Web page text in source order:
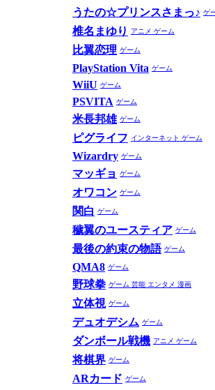
うたの☆プリンスさまっ♪ ゲ
椎名まゆり アニメ ゲーム
比翼恋理 ゲーム
PlayStation Vita ゲーム
WiiU ゲーム
PSVITA ゲーム
米長邦雄 ゲーム
ピグライフ インターネット ゲーム
Wizardry ゲーム
マッギョ ゲーム
オワコン ゲーム
関白 ゲーム
穢翼のユースティア ゲーム
最後の約束の物語 ゲーム
QMA8 ゲーム
野球拳 ゲーム 芸能 エンタメ 漫画
立体視 ゲーム
デュオデシム ゲーム
ダンボール戦機 アニメ ゲーム
将棋界 ゲーム
ARカード ゲーム